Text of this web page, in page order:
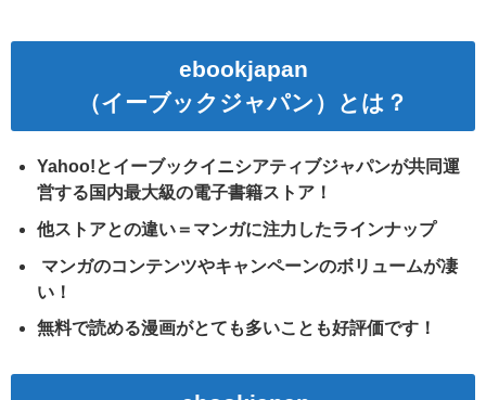
ebookjapan
（イーブックジャパン）とは？
Yahoo!とイーブックイニシアティブジャパンが共同運
営する国内最大級の電子書籍ストア！
他ストアとの違い＝マンガに注力したラインナップ
マンガのコンテンツやキャンペーンのボリュームが凄
い！
無料で読める漫画がとても多いことも好評価です！